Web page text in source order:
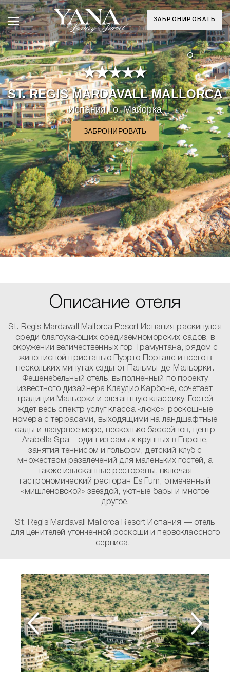
ЗАБРОНИРОВАТЬ
°
ST. REGIS MARDAVALL MALLORCA
Испания,о. Майорка
ЗАБРОНИРОВАТЬ
Описание отеля
St. Regis Mardavall Mallorca Resort Испания раскинулся
среди благоухающих средиземноморских садов, в
окружении величественных гор Трамунтана, рядом с
живописной пристанью Пуэрто Порталс и всего в
нескольких минутах езды от Пальмы-де-Мальорки.
Фешенебельный отель, выполненный по проекту
известного дизайнера Клаудио Карбоне, сочетает
традиции Мальорки и элегантную классику. Гостей
ждет весь спектр услуг класса «люкс»: роскошные
номера с террасами, выходящими на ландшафтные
сады и лазурное море, несколько бассейнов, центр
Arabella Spa – один из самых крупных в Европе,
занятия теннисом и гольфом, детский клуб с
множеством развлечений для маленьких гостей, а
также изысканные рестораны, включая
гастрономический ресторан Es Fum, отмеченный
«мишленовской» звездой, уютные бары и многое
другое.
St. Regis Mardavall Mallorca Resort Испания — отель
для ценителей утонченной роскоши и первоклассного
сервиса.